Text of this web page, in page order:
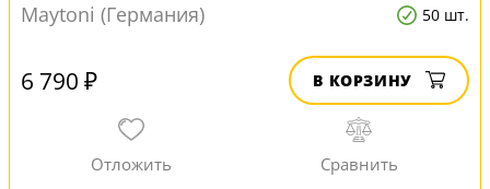
Maytoni (Германия)
50 шт.
6 790 ₽ В КОРЗИНУ